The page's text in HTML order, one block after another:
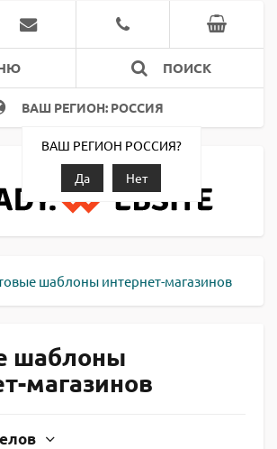
ПОИСК
ВАШ РЕГИОН: РОССИЯ
ВАШ РЕГИОН РОССИЯ?
Да
Нет
шаблоны интернет-магазинов
шаблоны
магазинов